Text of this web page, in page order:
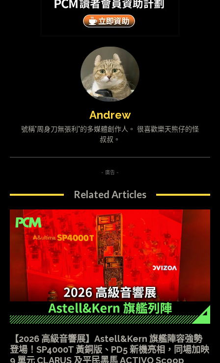
Andrew
號稱"周身刀無張利"的多媒體創作人。 很喜歡樂天熊仔的怪
叔叔。
- 廣告 -
Related Articles
【2026 高級音響展】Astell&Kern 旗艦陣容強勢
登場！SP4000T 黃銅版、PD5 新機亮相，同場加映
9 單元 CLARUS 及平民黑馬 ACTIVO Scoop